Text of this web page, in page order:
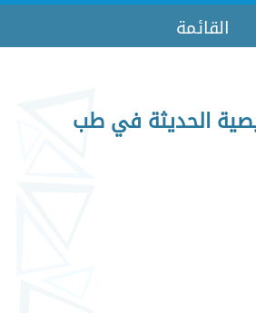
القائمة
الحديثة في طب